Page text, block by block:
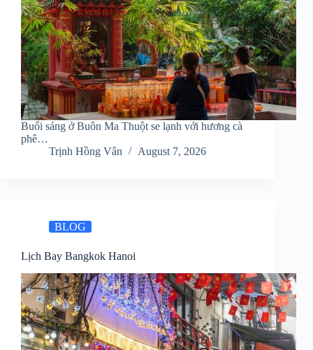
Buổi sáng ở Buôn Ma Thuột se lạnh với hương cà
phê…
Trịnh Hồng Vân
August 7, 2026
BLOG
Lịch Bay Bangkok Hanoi